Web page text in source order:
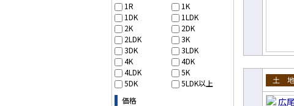
1R
1K
1DK
1LDK
2K
2DK
2LDK
3K
3DK
3LDK
4K
4DK
4LDK
5K
5DK
5LDK以上
価格
売土地